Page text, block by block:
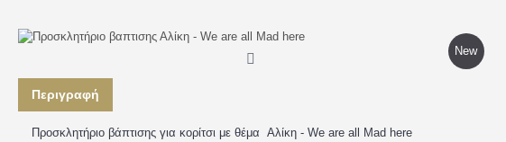
New
Περιγραφή
Προσκλητήριο βάπτισης για κορίτσι με θέμα Αλίκη - We are all Mad here